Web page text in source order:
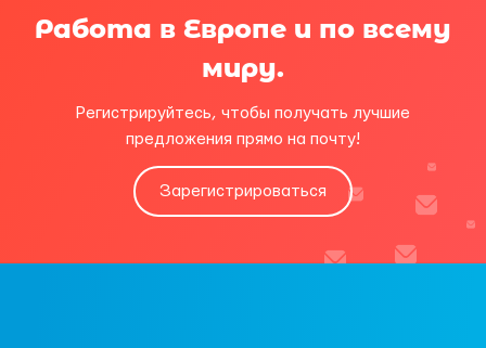
Работа в Европе и по всему
миру.
Регистрируйтесь, чтобы получать лучшие
предложения прямо на почту!
Зарегистрироваться